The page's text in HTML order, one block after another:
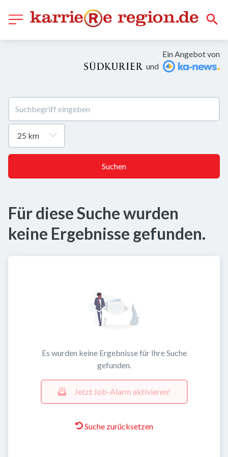
Ein Angebot von
und
Suchen
Für diese Suche wurden
keine Ergebnisse gefunden.
Es wurden keine Ergebnisse für Ihre Suche
gefunden.
Jetzt Job-Alarm aktivieren!
Suche zurücksetzen